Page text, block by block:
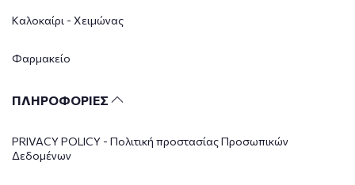
Καλοκαίρι - Χειμώνας
Φαρμακείο
ΠΛΗΡΟΦΟΡΙΕΣ
PRIVACY POLICY - Πολιτική προστασίας Προσωπικών
Δεδομένων